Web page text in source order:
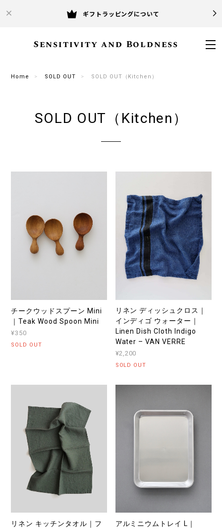
ギフトラッピングについて
Sensitivity and Boldness
Home SOLD OUT SOLD OUT（Kitchen）
SOLD OUT（Kitchen）
チークウッドスプーン Mini
｜Teak Wood Spoon Mini
¥350
SOLD OUT
リネン ディッシュクロス｜
インディゴ ウォーター｜
Linen Dish Cloth Indigo
Water – VAN VERRE
¥2,200
SOLD OUT
リネン キッチンタオル｜フ
アルミニウムトレイ L｜